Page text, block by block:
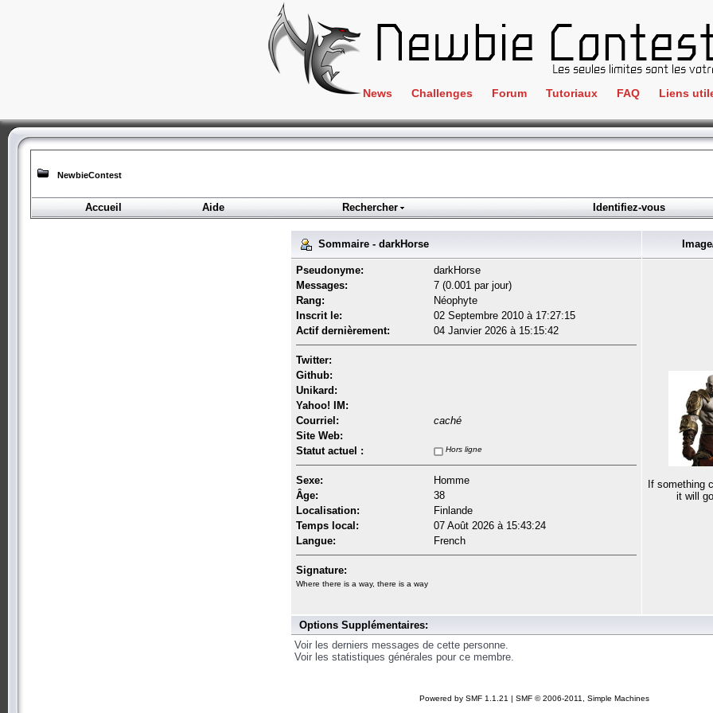
News Challenges
Crackme
ClientSide
Forensics
Logique
Programmation
Stéganographie
Wargame
Forum Tutoriaux FAQ Liens
IRC
NewbieContest
Accueil
Aide Rechercher Identifiez-vous
Sommaire - darkHorse
Pseudonyme:
darkHorse
Messages:
7 (0.001 par jour)
Rang:
Néophyte
Inscrit le:
02 Septembre 2010 à 17:27:15
Actif dernièrement:
04 Janvier 2026 à 15:15:42
Twitter:
Github:
Unikard:
Yahoo! IM:
Courriel:
caché
Site Web:
Statut actuel :
Hors ligne
Sexe:
Homme
Âge:
38
Localisation:
Finlande
Temps local:
07 Août 2026 à 15:43:24
Langue:
French
Signature:
Where there is a way, there is a way
If something
it will
Options Supplémentaires:
Voir les derniers messages de cette personne.
Voir les statistiques générales pour ce membre.
Powered by SMF 1.1.21 | SMF © 2006-2011, Simple Machines